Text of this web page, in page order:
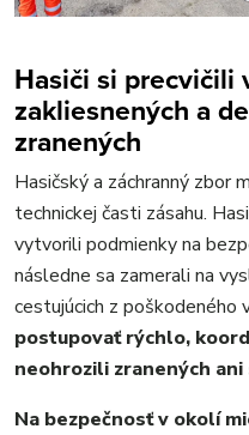
Hasiči si precvičili
zakliesnených a
zranených
Hasičský a záchranný zbor
technickej časti zásahu.
vytvorili podmienky na
následne sa zamerali na
cestujúcich z poškodeného
postupovať rýchlo,
neohrozili zranených ani
Na bezpečnosť v okolí